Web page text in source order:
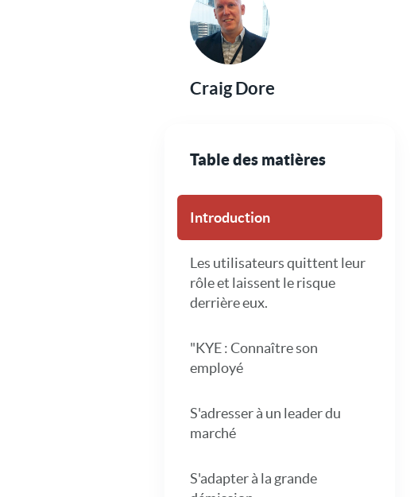
Craig Dore
Table des matières
Introduction
Les utilisateurs quittent leur
rôle et laissent le risque
derrière eux.
"KYE : Connaître son
employé
S'adresser à un leader du
marché
S'adapter à la grande